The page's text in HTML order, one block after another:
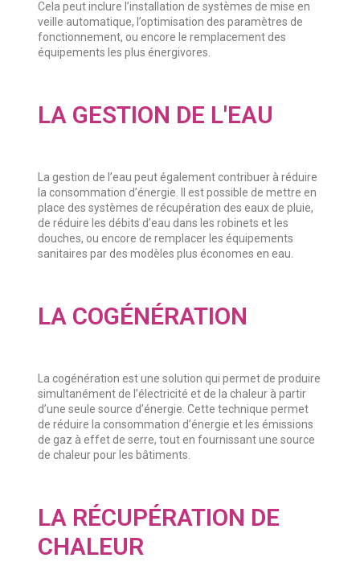
Cela peut inclure l’installation de systèmes de mise en
veille automatique, l’optimisation des paramètres de
fonctionnement, ou encore le remplacement des
équipements les plus énergivores.
LA GESTION DE L'EAU
La gestion de l’eau peut également contribuer à réduire
la consommation d’énergie. Il est possible de mettre en
place des systèmes de récupération des eaux de pluie,
de réduire les débits d’eau dans les robinets et les
douches, ou encore de remplacer les équipements
sanitaires par des modèles plus économes en eau.
LA COGÉNÉRATION
La cogénération est une solution qui permet de produire
simultanément de l’électricité et de la chaleur à partir
d’une seule source d’énergie. Cette technique permet
de réduire la consommation d’énergie et les émissions
de gaz à effet de serre, tout en fournissant une source
de chaleur pour les bâtiments.
LA RÉCUPÉRATION DE
CHALEUR